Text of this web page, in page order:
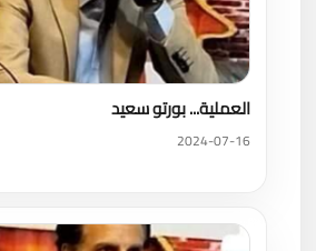
العملية... بورتو سعيد
2024-07-16